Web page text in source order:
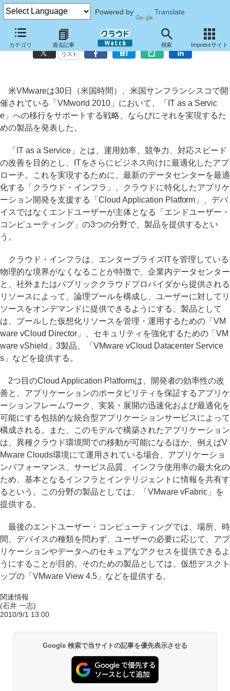
Powered by Translate
カテゴリ 過去記事 検索 Impressサイト
米VMware、「IT as a Service」の実現に向けた戦略、製品を発表
リスト
米VMwareは30日（米国時間）、米国サンフランシスコで開
催されている「VMworld 2010」において、「IT as a Servic
e」への移行をサポートする戦略、ならびにそれを実現するた
めの製品を発表した。
「IT as a Service」とは、運用効率、競争力、対応スピード
の改善を目的とし、ITをさらにビジネス向けに最適化したアプ
ローチ。これを実現するために、最新のデータセンターを最適
化する「クラウド・インフラ」、クラウドに特化したアプリケ
ーション開発を支援する「Cloud Application Platform」、デバ
イスではなくエンドユーザーが主体となる「エンドユーザー・
コンピューティング」の3つの分野で、製品を提供するとい
う。
クラウド・インフラは、エンタープライズITを管理している
物理的な境界がなくなることが特徴で、企業内データセンター
と、社外またはパブリッククラウドプロバイダから提供される
リソースによって、論理プールを構成し、ユーザーに対してリ
ソースをオンデマンドに提供できるようにする。製品として
は、プールした仮想化リソースを管理・運用するための「VM
ware vCloud Director」、セキュリティを強化するための「VM
ware vShield」3製品、「VMware vCloud Datacenter Service
s」などを提供する。
2つ目のCloud Application Platformは、開発者の効率性の改
善と、アプリケーションのポータビリティを保証するアプリケ
ーションフレームワーク、実装・展開の迅速化および最適化を
可能にする包括的な統合型アプリケーションサービスによって
構成される。また、このモデルで構築されたアプリケーション
は、異種クラウド環境間での移動が可能になるほか、例えばV
Mware Clouds環境にて運用されている場合、アプリケーショ
ンパフォーマンス、サービス品質、インフラ使用率の最大化の
ため、基本となるインフラとインテリジェントに情報を共有す
るという。この分野の製品としては、「VMware vFabric」を
提供する。
最後のエンドユーザー・コンピューティングでは、場所、時
間、デバイスの種類を問わず、ユーザーの必要に応じて、アプ
リケーションやデータへのセキュアなアクセスを提供できるよ
うにすることが目的。そのための製品としては、仮想デスクト
ップの「VMware View 4.5」などを提供する。
関連情報
(石井 一志)
2010/9/1 13:00
Google 検索で当サイトの記事を優先表示させる